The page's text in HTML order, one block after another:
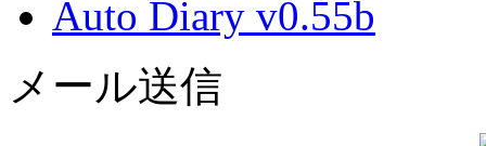
Auto Diary v0.55b
メール送信